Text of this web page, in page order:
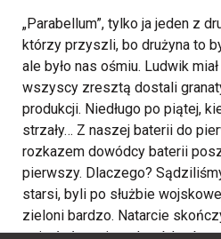
„Parabellum”, tylko ja jeden z
którzy przyszli, bo drużyna to
ale było nas ośmiu. Ludwik
wszyscy zresztą dostali
produkcji. Niedługo po piątej,
strzały… Z naszej baterii do
rozkazem dowódcy baterii
pierwszy. Dlaczego?
starsi, byli po służbie
zieloni bardzo. Natarcie